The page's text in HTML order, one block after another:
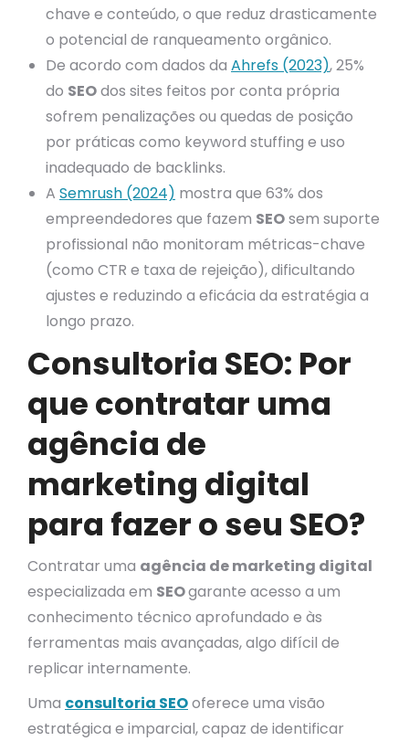
chave e conteúdo, o que reduz drasticamente
o potencial de ranqueamento orgânico.
De acordo com dados da Ahrefs (2023), 25%
do SEOdos sites feitos por conta própria
sofrem penalizações ou quedas de posição
por práticas como keyword stuffing e uso
inadequado de backlinks.
A Semrush (2024) mostra que 63% dos
empreendedores que fazem SEOsem suporte
profissional não monitoram métricas-chave
(como CTR e taxa de rejeição), dificultando
ajustes e reduzindo a eficácia da estratégia a
longo prazo.
Consultoria SEO: Por
que contratar uma
agência de
marketing digital
para fazer o seu SEO?
Contratar uma agência de marketing digital
especializada em SEOgarante acesso a um
conhecimento técnico aprofundado e às
ferramentas mais avançadas, algo difícil de
replicar internamente.
Uma consultoria SEOoferece uma visão
estratégica e imparcial, capaz de identificar